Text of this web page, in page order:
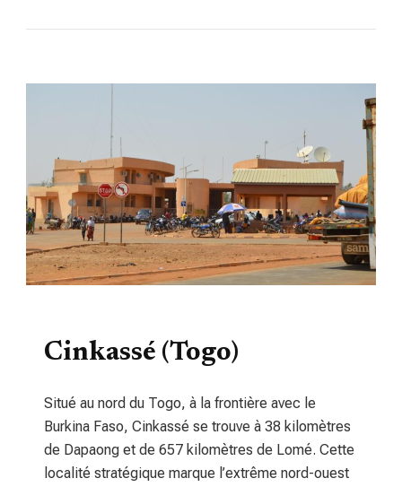
Cinkassé (Togo)
Situé au nord du Togo, à la frontière avec le
Burkina Faso, Cinkassé se trouve à 38 kilomètres
de Dapaong et de 657 kilomètres de Lomé. Cette
localité stratégique marque l’extrême nord-ouest